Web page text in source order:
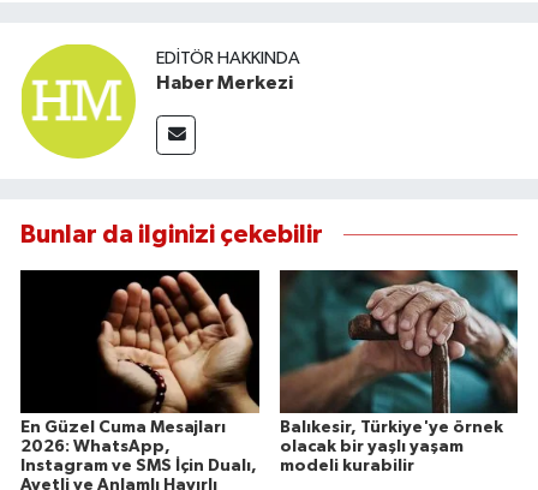
EDITÖR HAKKINDA
Haber Merkezi
Bunlar da ilginizi çekebilir
En Güzel Cuma Mesajları
2026: WhatsApp,
Instagram ve SMS İçin Dualı,
Ayetli ve Anlamlı Hayırlı
Balıkesir, Türkiye'ye örnek
olacak bir yaşlı yaşam
modeli kurabilir